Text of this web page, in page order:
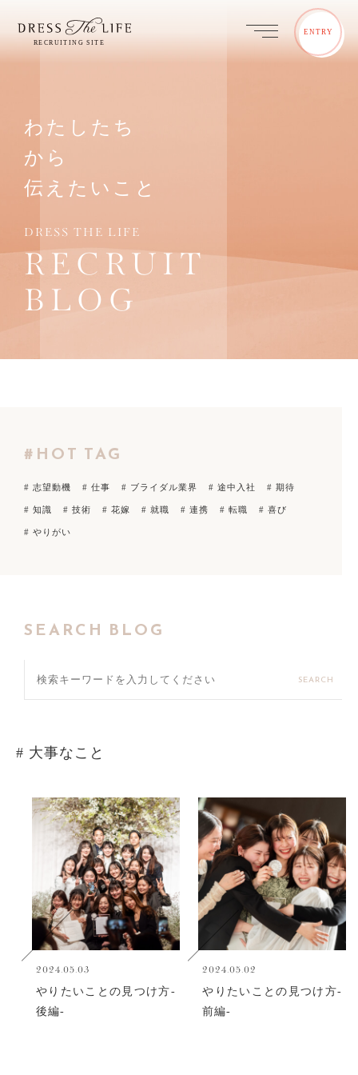
ENTRY
わたしたち
から
伝えたいこと
DRESS THE LIFE
RECRUIT
BLOG
#HOT TAG
# 志望動機 # 仕事 # ブライダル業界 # 途中入社 # 期待
# 知識 # 技術 # 花嫁 # 就職 # 連携 # 転職 # 喜び
# やりがい
SEARCH BLOG
# 大事なこと
2024.05.03
やりたいことの見つけ方-
後編-
2024.05.02
やりたいことの見つけ方-
前編-